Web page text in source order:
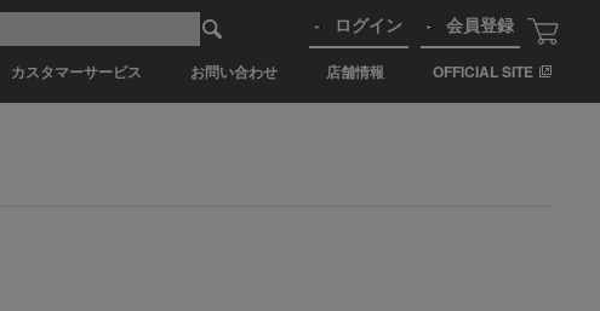
カスタマーサービス お問い合わせ 店舗情報 OFFICIAL SITE
ログイン 会員登録